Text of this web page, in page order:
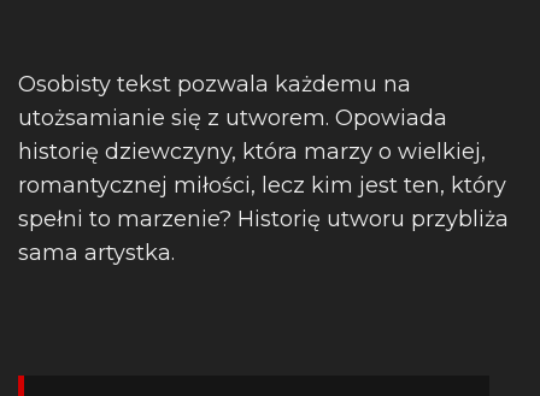
Osobisty tekst pozwala każdemu na
utożsamianie się z utworem. Opowiada
historię dziewczyny, która marzy o wielkiej,
romantycznej miłości, lecz kim jest ten, który
spełni to marzenie? Historię utworu przybliża
sama artystka.